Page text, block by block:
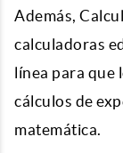
Además,
calculadoras
línea para que
cálculos de
matemática.